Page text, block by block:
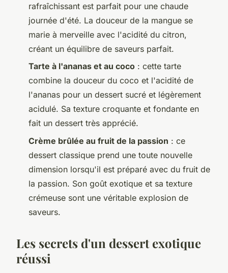
rafraîchissant est parfait pour une chaude
journée d'été. La douceur de la mangue se
marie à merveille avec l'acidité du citron,
créant un équilibre de saveurs parfait.
Tarte à l'ananas et au coco : cette tarte
combine la douceur du coco et l'acidité de
l'ananas pour un dessert sucré et légèrement
acidulé. Sa texture croquante et fondante en
fait un dessert très apprécié.
Crème brûlée au fruit de la passion : ce
dessert classique prend une toute nouvelle
dimension lorsqu'il est préparé avec du fruit de
la passion. Son goût exotique et sa texture
crémeuse sont une véritable explosion de
saveurs.
Les secrets d'un dessert exotique
réussi